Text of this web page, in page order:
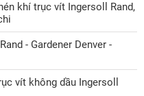
khí trục vít Ingersoll Rand,
- Gardener Denver -
vít không dầu Ingersoll